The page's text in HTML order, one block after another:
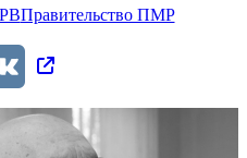
Правительство ПМР
VK